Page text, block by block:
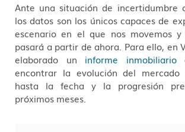
Ante una situación de incertidumbre
los datos son los únicos capaces de
escenario en el que nos movemos
pasará a partir de ahora. Para ello, en
elaborado un informe inmobiliario
encontrar la evolución del mercado
hasta la fecha y la progresión
próximos meses.